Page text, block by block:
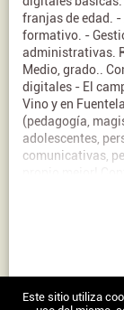
franjas de edad.
formativo. -
administrativas.
Medio, grado..
digitales - El
Vino y en
(pedagogía,
adolescentes,
comunicativas,
Nosotros|
Este sitio utiliza